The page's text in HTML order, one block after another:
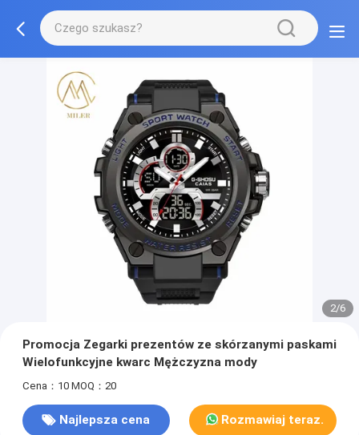
2/6
Promocja Zegarki prezentów ze skórzanymi paskami
Wielofunkcyjne kwarc Mężczyzna mody
Cena：10 MOQ：20
Najlepsza cena Rozmawiaj teraz.